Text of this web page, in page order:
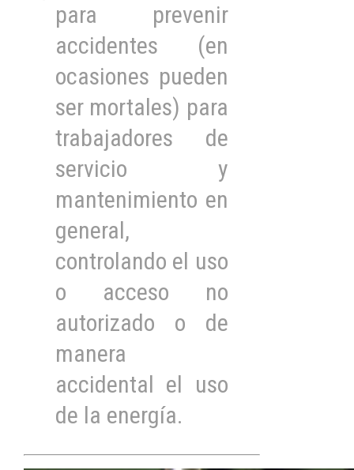
para prevenir
accidentes (en
ocasiones pueden
ser mortales) para
trabajadores de
servicio y
mantenimiento en
general,
controlando el uso
o acceso no
autorizado o de
manera
accidental el uso
de la energía.